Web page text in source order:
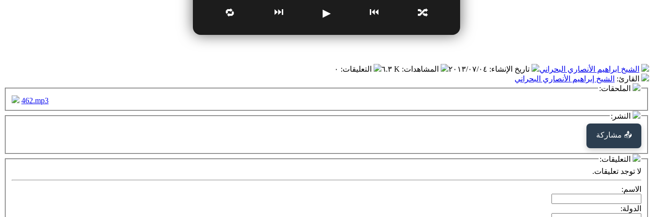
🔀
⏮
▶
⏭
🔁
الشيخ ابراهيم الأنصاري البحراني تاريخ الإنشاء: ٢٠١٣/٠٧/٠٤ المشاهدات: ٦.٣ K التعليقات: ٠
القارئ: الشيخ إبراهيم الأنصاري البحراني
الملحقات:
462.mp3
النشر:
📤 مشاركة
التعليقات:
لا توجد تعليقات.
الاسم:
الدولة: